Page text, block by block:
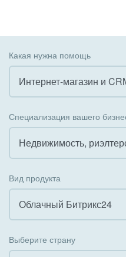
Какая нужна помощь
Интернет-магазин и
Внедрение КЭДО
Интеграция с 1С
Организация задач и
Внедрение Бизнес-
Специализация вашего
Недвижимость,
Государственные
Коммунальные
Вид продукта
Облачный Битрикс24
Выберите страну